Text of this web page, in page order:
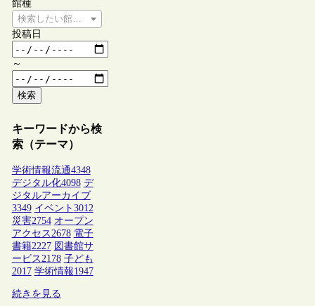
館種
検索したい館種を選択してください
投稿日
～
検索
キーワードから検
索（テーマ）
学術情報流通4348
デジタル化4098 デ
ジタルアーカイブ
3349 イベント 3012
災害2754 オープン
アクセス 2678 電子
書籍2227 図書館サ
ービス 2178 子ども
2017 学術情報1947
続きを見る